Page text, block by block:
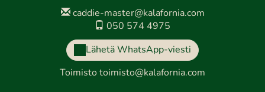
caddie-master@kalafornia.com
050 574 4975
Lähetä WhatsApp-viesti
Toimisto toimisto@kalafornia.com